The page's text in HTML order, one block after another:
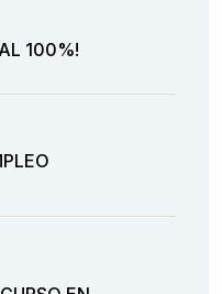
100%!